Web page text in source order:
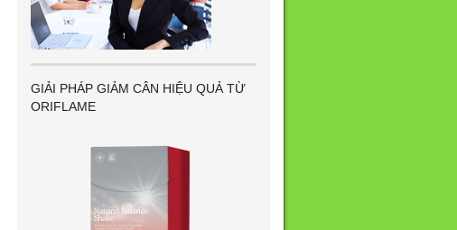
GIẢI PHÁP GIẢM CÂN HIỆU QUẢ TỪ
ORIFLAME